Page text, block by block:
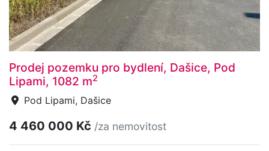
Prodej pozemku pro bydlení, Dašice, Pod
Lipami, 1082 m2
Pod Lipami, Dašice
4 460 000 Kč /za nemovitost